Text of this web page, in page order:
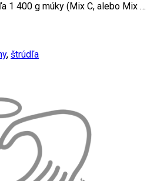
1 400 g múky (Mix C, alebo Mix …
, štrúdľa